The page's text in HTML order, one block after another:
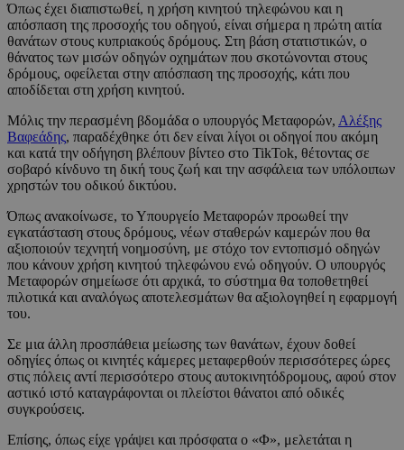
Όπως έχει διαπιστωθεί, η χρήση κινητού τηλεφώνου και η
απόσπαση της προσοχής του οδηγού, είναι σήμερα η πρώτη αιτία
θανάτων στους κυπριακούς δρόμους. Στη βάση στατιστικών, ο
θάνατος των μισών οδηγών οχημάτων που σκοτώνονται στους
δρόμους, οφείλεται στην απόσπαση της προσοχής, κάτι που
αποδίδεται στη χρήση κινητού.
Μόλις την περασμένη βδομάδα ο υπουργός Μεταφορών, Αλέξης
Βαφεάδης, παραδέχθηκε ότι δεν είναι λίγοι οι οδηγοί που ακόμη
και κατά την οδήγηση βλέπουν βίντεο στο TikTok, θέτοντας σε
σοβαρό κίνδυνο τη δική τους ζωή και την ασφάλεια των υπόλοιπων
χρηστών του οδικού δικτύου.
Όπως ανακοίνωσε, το Υπουργείο Μεταφορών προωθεί την
εγκατάσταση στους δρόμους, νέων σταθερών καμερών που θα
αξιοποιούν τεχνητή νοημοσύνη, με στόχο τον εντοπισμό οδηγών
που κάνουν χρήση κινητού τηλεφώνου ενώ οδηγούν. Ο υπουργός
Μεταφορών σημείωσε ότι αρχικά, το σύστημα θα τοποθετηθεί
πιλοτικά και αναλόγως αποτελεσμάτων θα αξιολογηθεί η εφαρμογή
του.
Σε μια άλλη προσπάθεια μείωσης των θανάτων, έχουν δοθεί
οδηγίες όπως οι κινητές κάμερες μεταφερθούν περισσότερες ώρες
στις πόλεις αντί περισσότερο στους αυτοκινητόδρομους, αφού στον
αστικό ιστό καταγράφονται οι πλείστοι θάνατοι από οδικές
συγκρούσεις.
Επίσης, όπως είχε γράψει και πρόσφατα ο «Φ», μελετάται η